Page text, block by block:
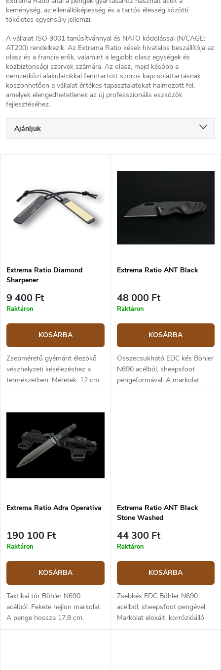
keménység, az ellenállóképesség és a tartós élesség közötti
tökéletes egyensúly jellemzi.
A vállalat ISO 9001 tanúsítvánnyal és NATO kódolással (N/CAGE:
AT200) rendelkezik. Az Extrema Ratio kések hivatalos beszállítója az
olasz és a francia erők, valamint a legjobb olasz egységek és
közbiztonsági szervek számára. Az olasz, majd később a
nemzetközi alakulatokkal fenntartott szoros kapcsolattartásnak
köszönhetően a vállalat értékes tapasztalatokat halmozott fel,
amelyek elengedhetetlenek az új professzionális eszközök
fejlesztéséhez.
m
z
é
s
e
Ajánljuk
Legnépszerűbb termékek
ABC szerint
s
t
á
j
Extrema Ratio Diamond
Sharpener
9 400 Ft
Raktáron
KOSÁRBA
Zsebméretű gyémánt élezőkő
vészhelyzeti késélezéshez a
természetben. Méretek: 12 cm
× 2,5 cm × 0,3 cm.
Extrema Ratio ANT Black
48 000 Ft
Raktáron
KOSÁRBA
Összecsukható EDC kés Böhler
N690 acélból, sheepsfoot
pengeformával. A markolat
eloxált, korrózióálló
Extrema Ratio Adra Operativa
190 100 Ft
Raktáron
KOSÁRBA
Taktikai tőr Böhler N690
acélból. Fekete nejlon markolat.
A penge hossza 17,8 cm.
Tartozéka a lábszárvédő hüvely.
Extrema Ratio ANT Black
Stone Washed
44 300 Ft
Raktáron
KOSÁRBA
Zsebkés EDC Böhler N690
acélból, sheepsfoot pengével.
Markolat eloxált, korrózióálló
alumíniumból. A penge hossza